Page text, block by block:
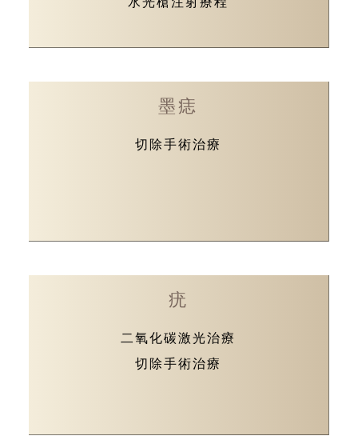
墨痣
切除手術治療
疣
二氧化碳激光治療
切除手術治療